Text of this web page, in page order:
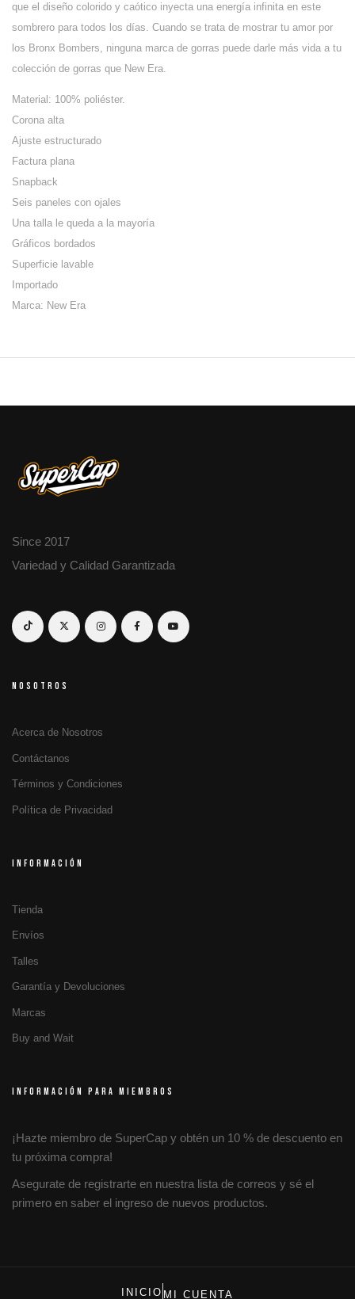
que el diseño colorido y caótico inyecta una energía infinita en este
sombrero para todos los días. Cuando se trata de mostrar tu amor por
los Bronx Bombers, ninguna marca de gorras puede darle más vida a tu
colección de gorras que New Era.
Material: 100% poliéster.
Corona alta
Ajuste estructurado
Factura plana
Snapback
Seis paneles con ojales
Una talla le queda a la mayoría
Gráficos bordados
Superficie lavable
Importado
Marca: New Era
Since 2017
Variedad y Calidad Garantizada
NOSOTROS
Acerca de Nosotros
Contáctanos
Términos y Condiciones
Política de Privacidad
INFORMACIÓN
Tienda
Envíos
Talles
Garantía y Devoluciones
Marcas
Buy and Wait
INFORMACIÓN PARA MIEMBROS
¡Hazte miembro de SuperCap y obtén un 10 % de descuento en
tu próxima compra!
Asegurate de registrarte en nuestra lista de correos y sé el
primero en saber el ingreso de nuevos productos.
INICIO MI CUENTA